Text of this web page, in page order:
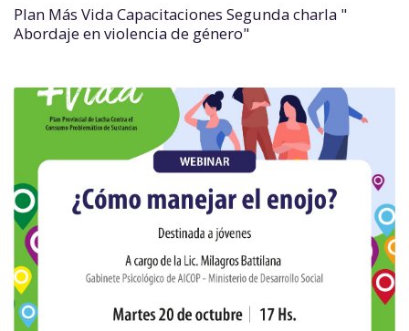
Plan Más Vida Capacitaciones Segunda charla "
Abordaje en violencia de género"